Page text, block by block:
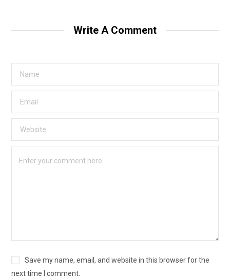
Write A Comment
Save my name, email, and website in this browser for the
next time I comment.